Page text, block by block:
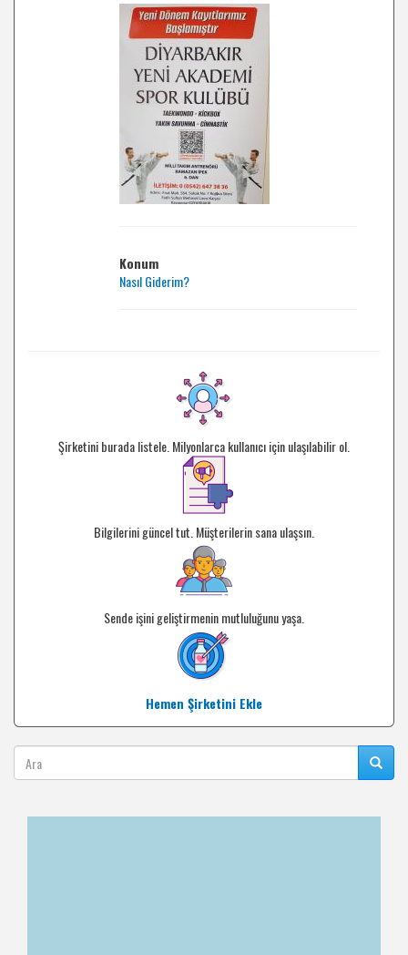
Konum
Nasıl Giderim?
Şirketini burada listele. Milyonlarca kullanıcı için ulaşılabilir ol.
Bilgilerini güncel tut. Müşterilerin sana ulaşsın.
Sende işini geliştirmenin mutluluğunu yaşa.
Hemen Şirketini Ekle
Ara Ara